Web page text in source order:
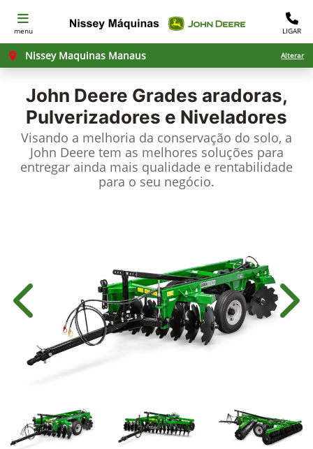
menu LIGAR
Nissey Maquinas Manaus Alterar
John Deere Grades aradoras,
Pulverizadores e Niveladores
Visando a melhoria da conservação do solo, a
John Deere tem as melhores soluções para
entregar ainda mais qualidade e rentabilidade
para o seu negócio.
Anterior